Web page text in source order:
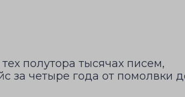
полутора тысячах писем,
за четыре года от помолвки